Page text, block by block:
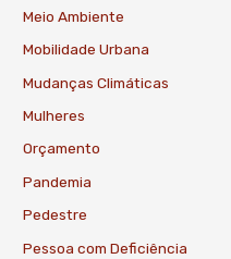
Meio Ambiente
Mobilidade Urbana
Mudanças Climáticas
Mulheres
Orçamento
Pandemia
Pedestre
Pessoa com Deficiência